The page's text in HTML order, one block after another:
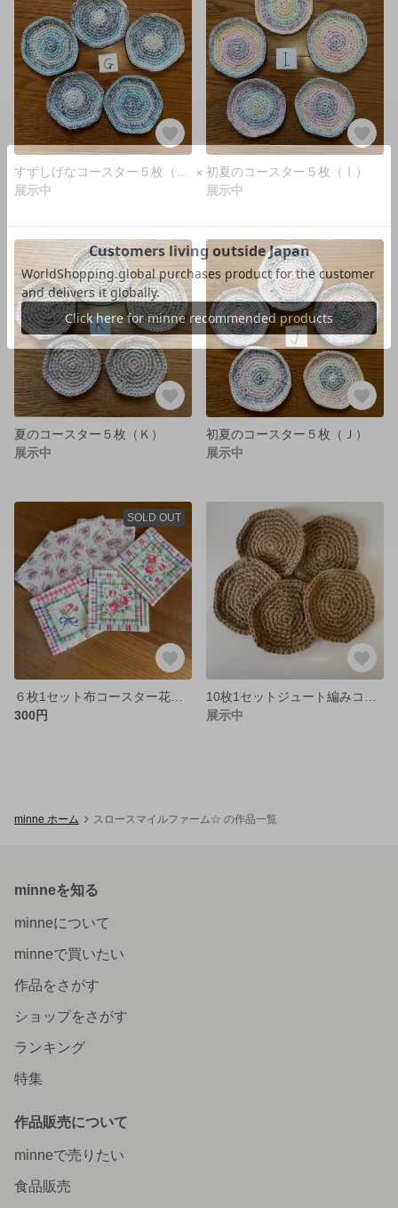
展示中
初夏のコースター５枚（Ｉ）
展示中
夏のコースター５枚（Ｋ）
展示中
初夏のコースター５枚（Ｊ）
展示中
SOLD OUT
300円
展示中
minne ホーム スロースマイルファーム☆ の作品一覧
minneを知る
minneについて
minneで買いたい
作品をさがす
ショップをさがす
ランキング
特集
作品販売について
minneで売りたい
食品販売